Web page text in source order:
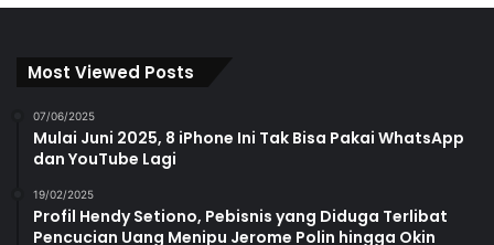
Most Viewed Posts
07/06/2025
Mulai Juni 2025, 8 iPhone Ini Tak Bisa Pakai WhatsApp
dan YouTube Lagi
19/02/2025
Profil Hendy Setiono, Pebisnis yang Diduga Terlibat
Pencucian Uang Menipu Jerome Polin hingga Okin